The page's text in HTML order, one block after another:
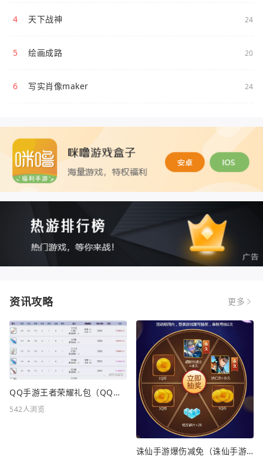
4 天下战神 24
5 绘画成路 20
6 写实肖像maker 24
资讯攻略 更多
QQ手游王者荣耀礼包（QQ手游王者荣耀礼包在哪领）
542人浏览
诛仙手游爆伤减免（诛仙手游爆伤减免重要吗）